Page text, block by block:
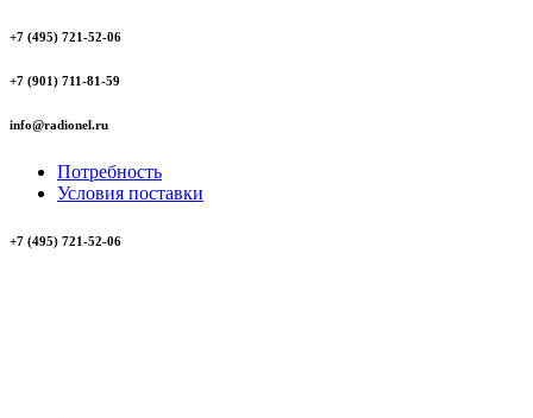
+7 (495) 721-52-06
+7 (901) 711-81-59
info@radionel.ru
Потребность
Условия поставки
+7 (495) 721-52-06